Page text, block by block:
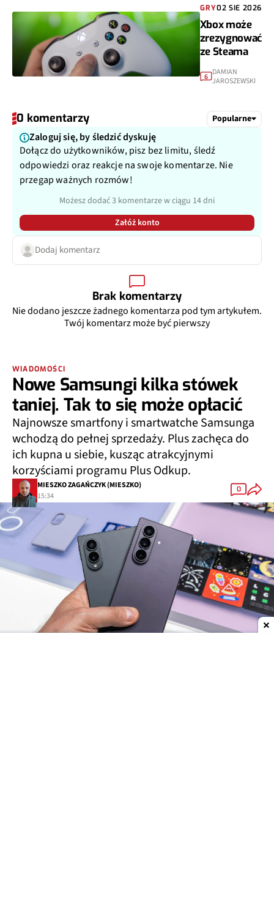
GRY02 SIE 2026
Xbox może
zrezygnować
ze Steama
6 DAMIAN
JAROSZEWSKI
0 komentarzy Popularne
Zaloguj się, by śledzić dyskuję
Dołącz do użytkowników, pisz bez limitu, śledź
odpowiedzi oraz reakcje na swoje komentarze. Nie
przegap ważnych rozmów!
Możesz dodać 3 komentarze w ciągu 14 dni
Załóż konto
Dodaj komentarz
Brak komentarzy
Nie dodano jeszcze żadnego komentarza pod tym artykułem.
Twój komentarz może być pierwszy
WIADOMOŚCI
Nowe Samsungi kilka stówek
taniej. Tak to się może opłacić
Najnowsze smartfony i smartwatche Samsunga
wchodzą do pełnej sprzedaży. Plus zachęca do
ich kupna u siebie, kusząc atrakcyjnymi
korzyściami programu Plus Odkup.
MIESZKO ZAGAŃCZYK (MIESZKO)
15:34
0